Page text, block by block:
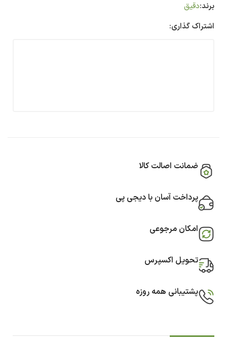
برند:دقیق
اشتراک گذاری:
ضمانت اصالت کالا
پرداخت آسان با دیجی پی
امکان مرجوعی
تحویل اکسپرس
پشتیبانی همه روزه